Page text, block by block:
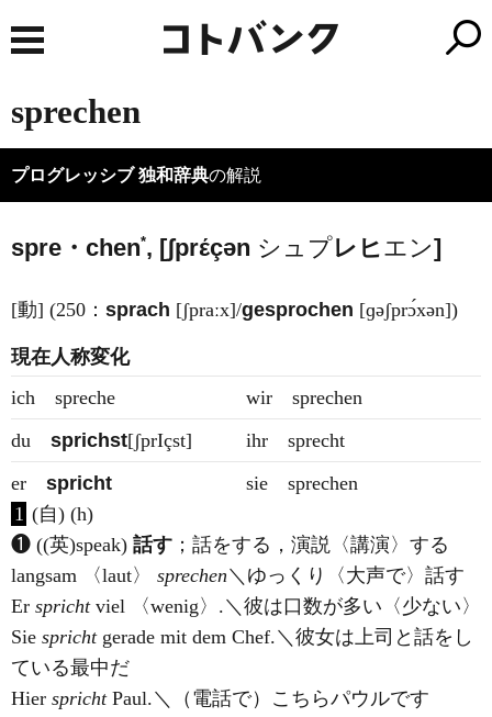
sprechen
プログレッシブ 独和辞典の解説
spre・chen*, [ʃprέçən シュ プレ ヒエン]
[動] (250： sprach [ʃpraːx]/gesprochen [ɡəʃprɔ́xən])
現在人称変化
ich spreche
wir sprechen
du sprichst[ʃprIçst]
ihr sprecht
er spricht
sie sprechen
1 (自) (h)
❶ ((英)speak) 話す ；話をする，演説〈講演〉する
langsam 〈laut〉 sprechen＼ゆっくり〈大声で〉話す
Er sprichtviel 〈wenig〉.＼彼は口数が多い〈少ない〉
Sie sprichtgerade mit dem Chef.＼彼女は上司と話をし
ている最中だ
Hier sprichtPaul.＼（電話で）こちらパウルです